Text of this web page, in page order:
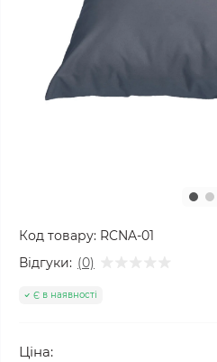
Код товару: RCNA-01
Відгуки: (0)
Є в наявності
Ціна: